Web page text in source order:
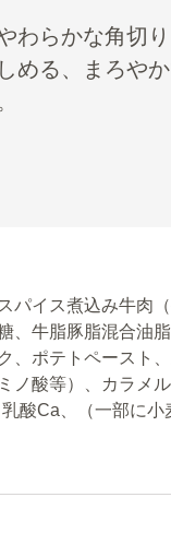
わらかな角切
める、まろや
パイス煮込み牛肉
、牛脂豚脂混合油
、ポテトペースト
ノ酸等）、カラメ
酸Ca、（一部に